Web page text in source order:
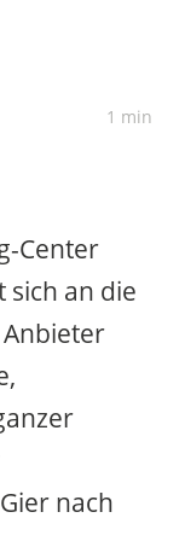
1 min
Center
sich an die
nach